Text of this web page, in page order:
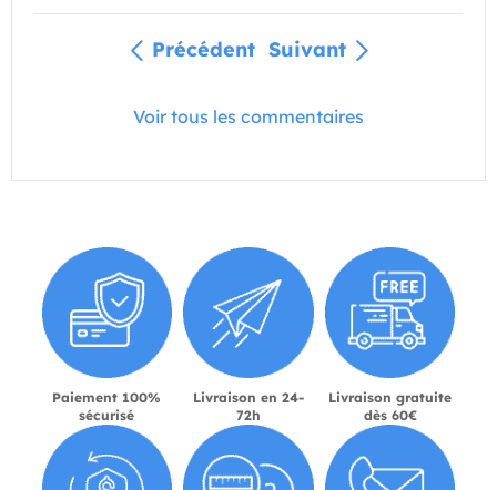
Précédent Suivant
Voir tous les commentaires
Paiement 100%
sécurisé
Livraison en 24-
72h
Livraison gratuite
dès 60€